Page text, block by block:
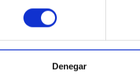
Denegar